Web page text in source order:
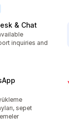
& Chat
inquiries and
sepet